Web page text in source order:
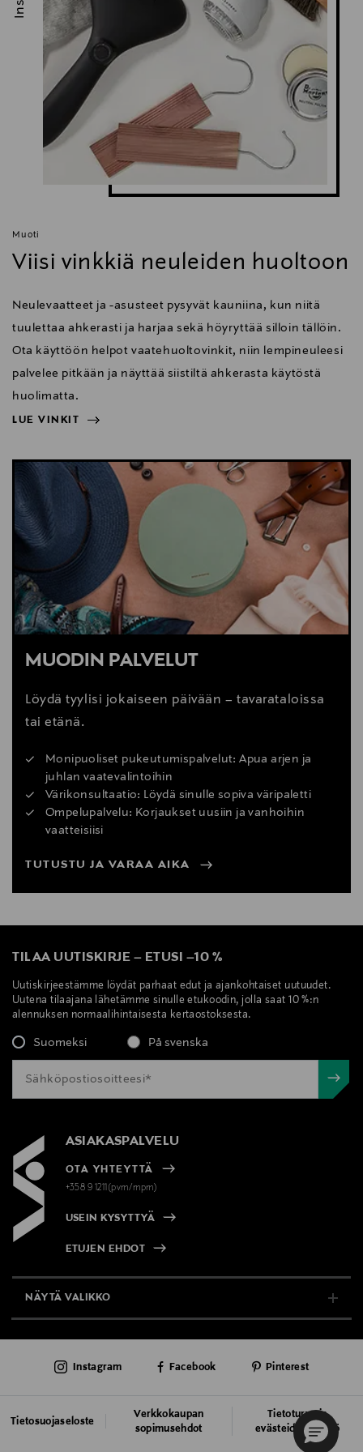
Muoti
Viisi vinkkiä neuleiden huoltoon
Neulevaatteet ja -asusteet pysyvät kauniina, kun niitä
tuulettaa ahkerasti ja harjaa sekä höyryttää silloin tällöin.
Ota käyttöön helpot vaatehuoltovinkit, niin lempineuleesi
palvelee pitkään ja näyttää siistiltä ahkerasta käytöstä
huolimatta.
LUE VINKIT
LUE VINKIT
MUODIN PALVELUT
Löydä tyylisi jokaiseen päivään – tavarataloissa
tai etänä.
Monipuoliset pukeutumispalvelut: Apua arjen ja
juhlan vaatevalintoihin
Värikonsultaatio: Löydä sinulle sopiva väripaletti
Ompelupalvelu: Korjaukset uusiin ja vanhoihin
vaatteisiisi
TUTUSTU JA VARAA AIKA
TILAA UUTISKIRJE – ETUSI –10 %
Uutiskirjeestämme löydät parhaat edut ja ajankohtaiset uutuudet.
Uutena tilaajana lähetämme sinulle etukoodin, jolla saat 10 %:n
alennuksen normaalihintaisesta kertaostoksesta.
Suomeksi På svenska
ASIAKASPALVELU
OTA YHTEYTTÄ
+358 9 1211(pvm/mpm)
USEIN KYSYTTYÄ
ETUJEN EHDOT
NÄYTÄ VALIKKO
AJANKOHTAISTA
Tietosuojaseloste
Verkkokaupan
sopimusehdot
Tietoturva ja
evästeiden käyttö
Instagram Facebook Pinterest